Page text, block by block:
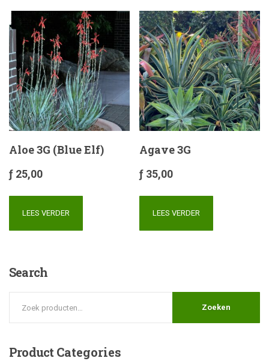
Aloe 3G (Blue Elf)
ƒ 25,00
LEES VERDER
Agave 3G
ƒ 35,00
LEES VERDER
Search
Zoeken
ProductCategories